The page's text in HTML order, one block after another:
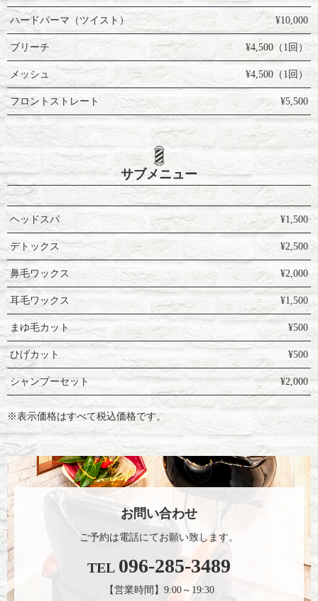
ハードパーマ（ツイスト） ¥10,000
ブリーチ ¥4,500（1回）
メッシュ ¥4,500（1回）
フロントストレート ¥5,500
サブメニュー
ヘッドスパ ¥1,500
デトックス ¥2,500
鼻毛ワックス ¥2,000
耳毛ワックス ¥1,500
まゆ毛カット ¥500
ひげカット ¥500
シャンプーセット ¥2,000
※表示価格はすべて税込価格です。
お問い合わせ
ご予約は電話にてお願い致します。
TEL 096-285-3489
【営業時間】9:00～19:30